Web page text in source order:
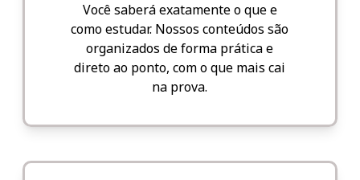
Você saberá exatamente o que e
como estudar. Nossos conteúdos são
organizados de forma prática e
direto ao ponto, com o que mais cai
na prova.